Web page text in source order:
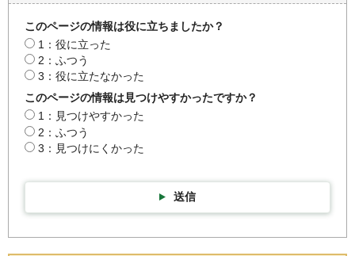
このページの情報は役に立ちましたか？
1：役に立った
2：ふつう
3：役に立たなかった
このページの情報は見つけやすかったですか？
1：見つけやすかった
2：ふつう
3：見つけにくかった
送信